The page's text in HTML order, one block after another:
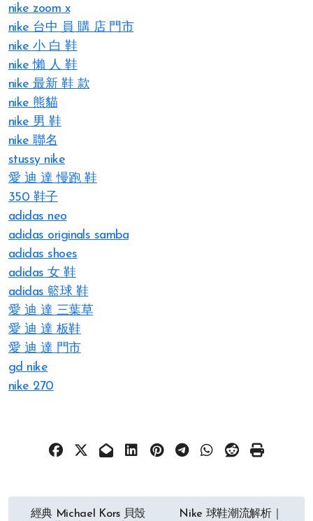
nike zoom x
nike 台中 員 購 店 門市
nike 小 白 鞋
nike 懶 人 鞋
nike 最新 鞋 款
nike 熊貓
nike 男 鞋
nike 聯名
stussy nike
愛 迪 達 慢跑 鞋
350 鞋子
adidas neo
adidas originals samba
adidas shoes
adidas 女 鞋
adidas 籃球 鞋
愛 迪 達 三葉草
愛 迪 達 板鞋
愛 迪 達 門市
gd nike
nike 270
經典 Michael Kors 貝殼
Nike 球鞋潮流解析｜